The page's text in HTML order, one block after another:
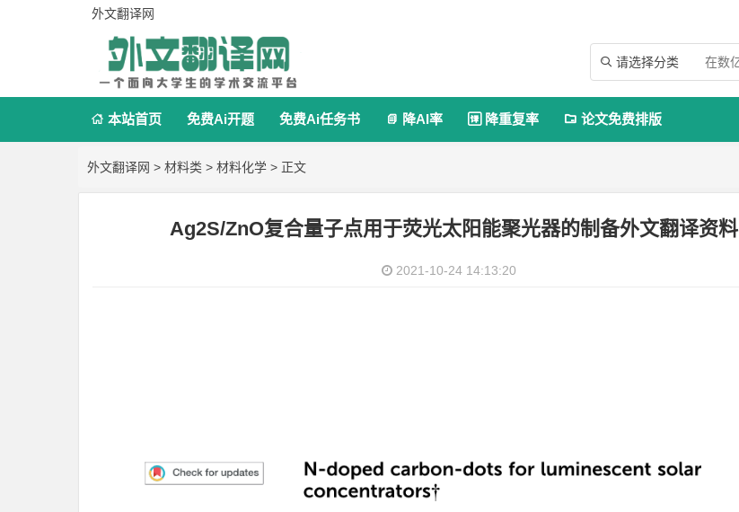
外文翻译网
 请选择分类
 本站首页 免费Ai开题 免费Ai任务书  降AI率  降重复率  论文免费排版
外文翻译网 > 材料类 > 材料化学 > 正文
Ag2S/ZnO复合量子点用于荧光太阳能聚光器的制备外文翻译资料
2021-10-24 14:13:20